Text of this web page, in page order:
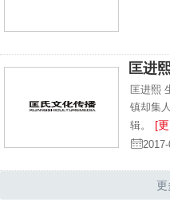
匡进熙
镇却集
辑。
[
更